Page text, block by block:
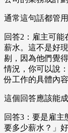
通常這句話都管
回答2：雇主可
薪水。這不是好
剔，因為他們覺
情況，你可以說
份工作的具體內
這個回答應該能
回答3：要是雇
要多少薪水？」